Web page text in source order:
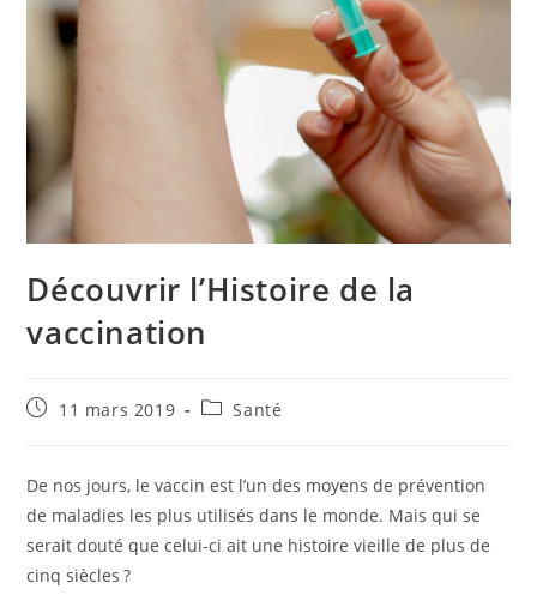
Découvrir l’Histoire de la
vaccination
Publication
11 mars 2019
PostSanté
De nos jours, le vaccin est l’un des moyens de prévention
de maladies les plus utilisés dans le monde. Mais qui se
serait douté que celui-ci ait une histoire vieille de plus de
cinq siècles ?